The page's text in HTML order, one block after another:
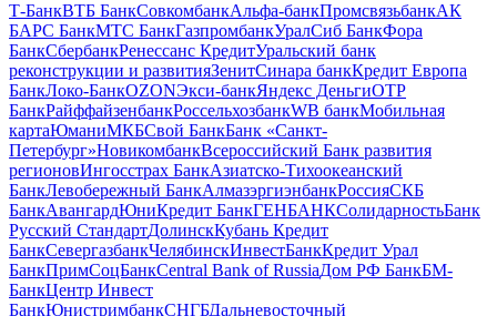
Т-БанкВТБ БанкСовкомбанкАльфа-банкПромсвязьбанкАК
БАРС БанкМТС БанкГазпромбанкУралСиб БанкФора
БанкСбербанкРенессанс КредитУральский банк
реконструкции и развитияЗенитСинара банкКредит Европа
БанкЛоко-БанкOZONЭкси-банкЯндекс ДеньгиOTP
БанкРайффайзенбанкРоссельхозбанкWB банкМобильная
картаЮманиМКБСвой БанкБанк «Санкт-
Петербург»НовикомбанкВсероссийский Банк развития
регионовИнгосстрах БанкАзиатско-Тихоокеанский
БанкЛевобережный БанкАлмазэргиэнбанкРоссияСКБ
БанкАвангардЮниКредит БанкГЕНБАНКСолидарностьБанк
Русский СтандартДолинскКубань Кредит
БанкСевергазбанкЧелябинскИнвестБанкКредит Урал
БанкПримСоцБанкCentral Bank of RussiaДом РФ БанкБМ-
БанкЦентр Инвест
БанкЮнистримбанкСНГБДальневосточный